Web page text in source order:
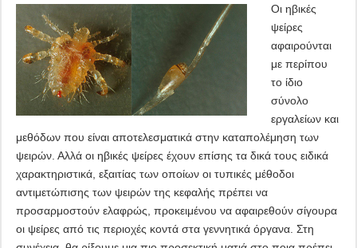
Οι ηβικές
ψείρες
αφαιρούνται
με περίπου
το ίδιο
σύνολο
εργαλείων και
μεθόδων που είναι αποτελεσματικά στην καταπολέμηση των
ψειρών. Αλλά οι ηβικές ψείρες έχουν επίσης τα δικά τους ειδικά
χαρακτηριστικά, εξαιτίας των οποίων οι τυπικές μέθοδοι
αντιμετώπισης των ψειρών της κεφαλής πρέπει να
προσαρμοστούν ελαφρώς, προκειμένου να αφαιρεθούν σίγουρα
οι ψείρες από τις περιοχές κοντά στα γεννητικά όργανα. Στη